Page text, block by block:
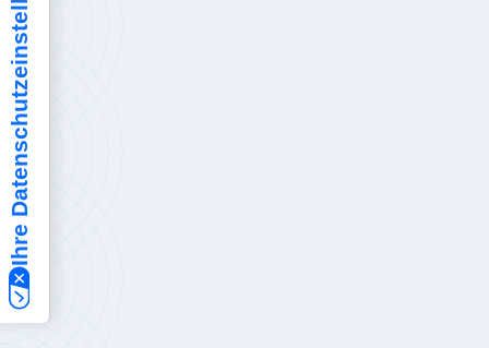
Ihre Datenschutzeinstellungen